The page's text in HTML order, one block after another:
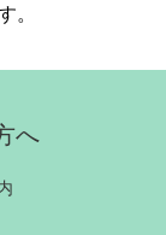
。
へ